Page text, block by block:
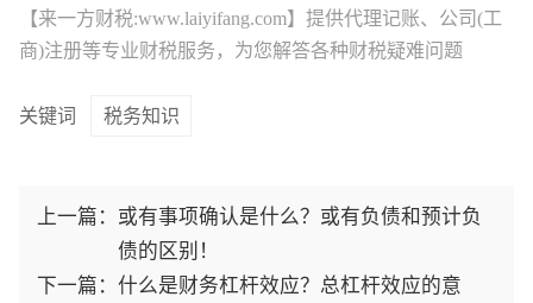
【来一方财税:www.laiyifang.com】提供代理记账、公司(工
商)注册等专业财税服务，为您解答各种财税疑难问题
关键词 税务知识
上一篇： 或有事项确认是什么？或有负债和预计负
债的区别！
下一篇：什么是财务杠杆效应？总杠杆效应的意